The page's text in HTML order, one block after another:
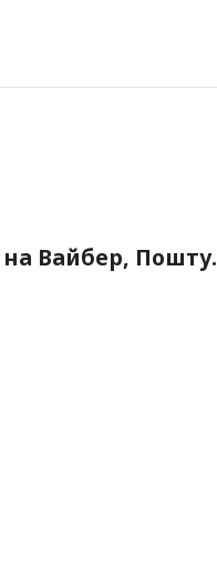
Вайбер, Пошту.